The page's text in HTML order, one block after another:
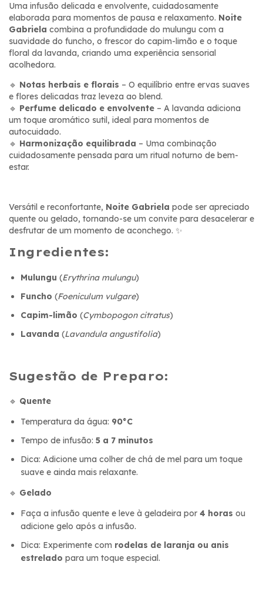
Uma infusão delicada e envolvente, cuidadosamente
elaborada para momentos de pausa e relaxamento. Noite
Gabriela combina a profundidade do mulungu com a
suavidade do funcho, o frescor do capim-limão e o toque
floral da lavanda, criando uma experiência sensorial
acolhedora.
🔹 Notas herbais e florais – O equilíbrio entre ervas suaves
e flores delicadas traz leveza ao blend.
🔹 Perfume delicado e envolvente – A lavanda adiciona
um toque aromático sutil, ideal para momentos de
autocuidado.
🔹 Harmonização equilibrada – Uma combinação
cuidadosamente pensada para um ritual noturno de bem-
estar.
Versátil e reconfortante, Noite Gabriela pode ser apreciado
quente ou gelado, tornando-se um convite para desacelerar e
desfrutar de um momento de aconchego. ✨
Ingredientes:
Mulungu (Erythrina mulungu)
Funcho (Foeniculum vulgare)
Capim-limão (Cymbopogon citratus)
Lavanda (Lavandula angustifolia)
Sugestão de Preparo:
🔹 Quente
Temperatura da água: 90°C
Tempo de infusão: 5 a 7 minutos
Dica: Adicione uma colher de chá de mel para um toque
suave e ainda mais relaxante.
🔹 Gelado
Faça a infusão quente e leve à geladeira por 4 horas ou
adicione gelo após a infusão.
Dica: Experimente com rodelas de laranja ou anis
estrelado para um toque especial.